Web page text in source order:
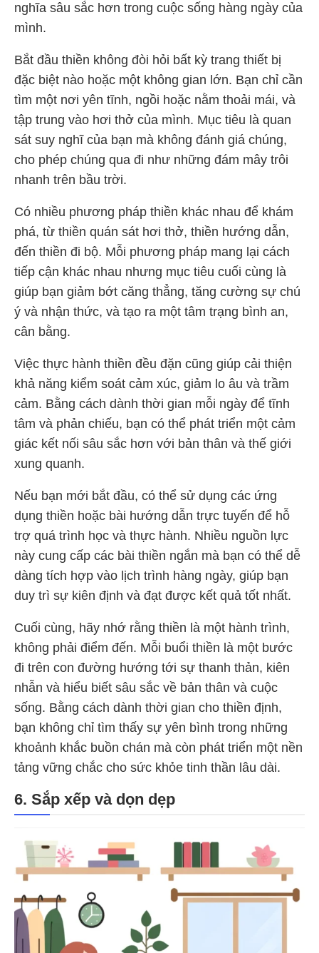
nghĩa sâu sắc hơn trong cuộc sống hàng ngày của
mình.
Bắt đầu thiền không đòi hỏi bất kỳ trang thiết bị
đặc biệt nào hoặc một không gian lớn. Bạn chỉ cần
tìm một nơi yên tĩnh, ngồi hoặc nằm thoải mái, và
tập trung vào hơi thở của mình. Mục tiêu là quan
sát suy nghĩ của bạn mà không đánh giá chúng,
cho phép chúng qua đi như những đám mây trôi
nhanh trên bầu trời.
Có nhiều phương pháp thiền khác nhau để khám
phá, từ thiền quán sát hơi thở, thiền hướng dẫn,
đến thiền đi bộ. Mỗi phương pháp mang lại cách
tiếp cận khác nhau nhưng mục tiêu cuối cùng là
giúp bạn giảm bớt căng thẳng, tăng cường sự chú
ý và nhận thức, và tạo ra một tâm trạng bình an,
cân bằng.
Việc thực hành thiền đều đặn cũng giúp cải thiện
khả năng kiểm soát cảm xúc, giảm lo âu và trầm
cảm. Bằng cách dành thời gian mỗi ngày để tĩnh
tâm và phản chiếu, bạn có thể phát triển một cảm
giác kết nối sâu sắc hơn với bản thân và thế giới
xung quanh.
Nếu bạn mới bắt đầu, có thể sử dụng các ứng
dụng thiền hoặc bài hướng dẫn trực tuyến để hỗ
trợ quá trình học và thực hành. Nhiều nguồn lực
này cung cấp các bài thiền ngắn mà bạn có thể dễ
dàng tích hợp vào lịch trình hàng ngày, giúp bạn
duy trì sự kiên định và đạt được kết quả tốt nhất.
Cuối cùng, hãy nhớ rằng thiền là một hành trình,
không phải điểm đến. Mỗi buổi thiền là một bước
đi trên con đường hướng tới sự thanh thản, kiên
nhẫn và hiểu biết sâu sắc về bản thân và cuộc
sống. Bằng cách dành thời gian cho thiền định,
bạn không chỉ tìm thấy sự yên bình trong những
khoảnh khắc buồn chán mà còn phát triển một nền
tảng vững chắc cho sức khỏe tinh thần lâu dài.
6. Sắp xếp và dọn dẹp